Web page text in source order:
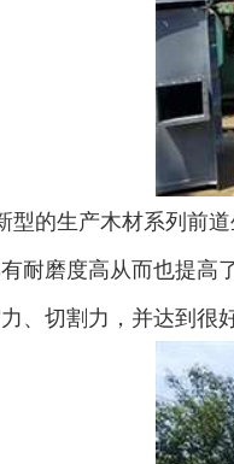
型的生产木材系列前
耐磨度高从而也提高
、切割力，并达到很